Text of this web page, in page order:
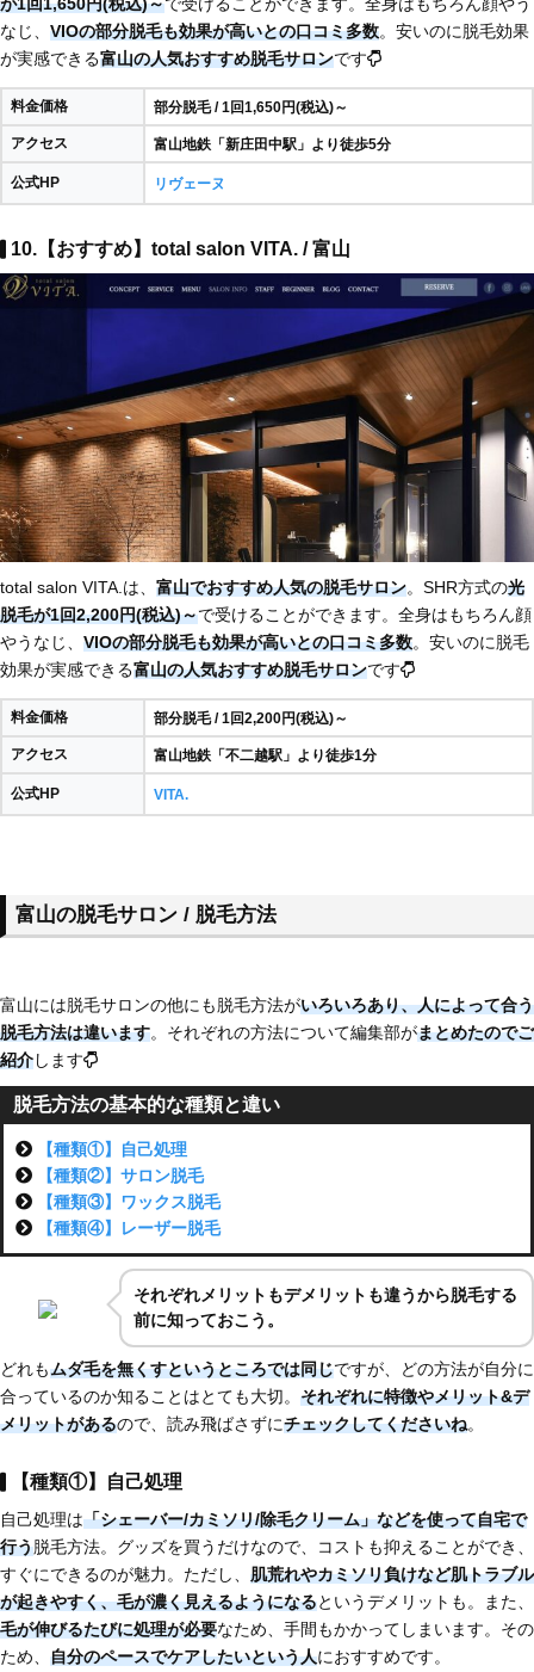
なじ、 VIOの部分脱毛も効果が高いとの口コミ多数。安いのに脱毛効果
が実感できる富山の人気おすすめ脱毛サロンです
料金価格 部分脱毛 / 1回1,650円(税込)～
アクセス 富山地鉄「新庄田中駅」より徒歩5分
公式HP リヴェーヌ
10.【おすすめ】total salon VITA. / 富山
total salon VITA.は、 富山でおすすめ人気の脱毛サロン。SHR方式の光
脱毛が1回2,200円(税込)～で受けることができます。全身はもちろん顔
やうなじ、 VIOの部分脱毛も効果が高いとの口コミ多数。安いのに脱毛
効果が実感できる富山の人気おすすめ脱毛サロンです
料金価格 部分脱毛 / 1回2,200円(税込)～
アクセス 富山地鉄「不二越駅」より徒歩1分
公式HP VITA.
富山の脱毛サロン / 脱毛方法
富山には脱毛サロンの他にも脱毛方法がいろいろあり、人によって合う
脱毛方法は違います。それぞれの方法について編集部がまとめたのでご
紹介します
脱毛方法の基本的な種類と違い
【種類①】自己処理
【種類②】サロン脱毛
【種類③】ワックス脱毛
【種類④】レーザー脱毛
それぞれメリットもデメリットも違うから脱毛する
前に知っておこう。
どれもムダ毛を無くすというところでは同じですが、どの方法が自分に
合っているのか知ることはとても大切。 それぞれに特徴やメリット&デ
メリットがあるので、読み飛ばさずにチェックしてくださいね。
【種類①】自己処理
自己処理は「シェーバー/カミソリ/除毛クリーム」などを使って自宅で
行う脱毛方法。グッズを買うだけなので、コストも抑えることができ、
すぐにできるのが魅力。ただし、 肌荒れやカミソリ負けなど肌トラブル
が起きやすく、毛が濃く見えるようになるというデメリットも。また、
毛が伸びるたびに処理が必要なため、手間もかかってしまいます。その
ため、 自分のペースでケアしたいという人におすすめです。